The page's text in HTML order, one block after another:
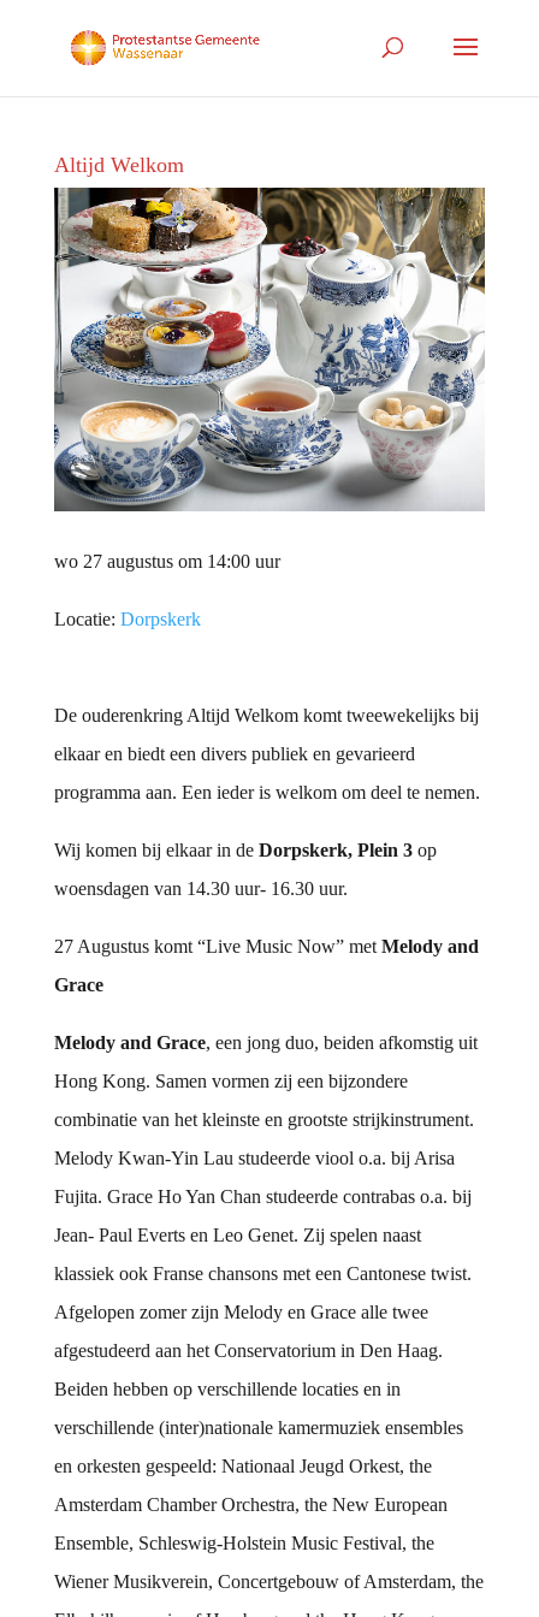
Altijd Welkom
wo 27 augustus om 14:00 uur
Locatie: Dorpskerk
De ouderenkring Altijd Welkom komt tweewekelijks bij
elkaar en biedt een divers publiek en gevarieerd
programma aan. Een ieder is welkom om deel te nemen.
Wij komen bij elkaar in de Dorpskerk, Plein 3op
woensdagen van 14.30 uur- 16.30 uur.
27 Augustus komt “Live Music Now” met Melody and
Grace
Melody and Grace, een jong duo, beiden afkomstig uit
Hong Kong. Samen vormen zij een bijzondere
combinatie van het kleinste en grootste strijkinstrument.
Melody Kwan-Yin Lau studeerde viool o.a. bij Arisa
Fujita. Grace Ho Yan Chan studeerde contrabas o.a. bij
Jean- Paul Everts en Leo Genet. Zij spelen naast
klassiek ook Franse chansons met een Cantonese twist.
Afgelopen zomer zijn Melody en Grace alle twee
afgestudeerd aan het Conservatorium in Den Haag.
Beiden hebben op verschillende locaties en in
verschillende (inter)nationale kamermuziek ensembles
en orkesten gespeeld: Nationaal Jeugd Orkest, the
Amsterdam Chamber Orchestra, the New European
Ensemble, Schleswig-Holstein Music Festival, the
Wiener Musikverein, Concertgebouw of Amsterdam, the